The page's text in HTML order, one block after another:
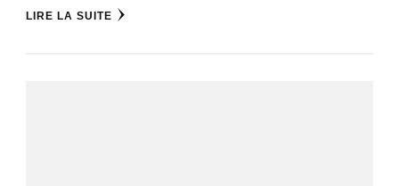
LIRE LA SUITE